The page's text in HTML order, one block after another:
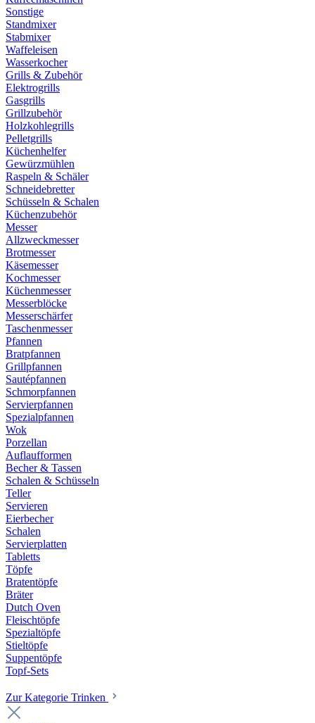
Sonstige
Standmixer
Stabmixer
Waffeleisen
Wasserkocher
Grills & Zubehör
Elektrogrills
Gasgrills
Grillzubehör
Holzkohlegrills
Pelletgrills
Küchenhelfer
Gewürzmühlen
Raspeln & Schäler
Schneidebretter
Schüsseln & Schalen
Küchenzubehör
Messer
Allzweckmesser
Brotmesser
Käsemesser
Kochmesser
Küchenmesser
Messerblöcke
Messerschärfer
Taschenmesser
Pfannen
Bratpfannen
Grillpfannen
Sautépfannen
Schmorpfannen
Servierpfannen
Spezialpfannen
Wok
Porzellan
Auflaufformen
Becher & Tassen
Schalen & Schüsseln
Teller
Servieren
Eierbecher
Schalen
Servierplatten
Tabletts
Töpfe
Bratentöpfe
Bräter
Dutch Oven
Fleischtöpfe
Spezialtöpfe
Stieltöpfe
Suppentöpfe
Topf-Sets
Zur Kategorie Trinken